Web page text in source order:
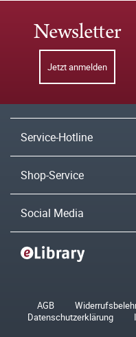
Newsletter
Jetzt anmelden
Service-Hotline
Shop-Service
Social Media
AGB
Datenschutzerklärung